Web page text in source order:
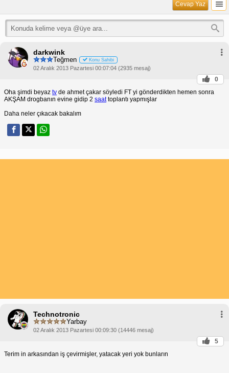
Cevap Yaz
darkwink
Teğmen Konu Sahibi
02 Aralık 2013 Pazartesi 00:07:04 (2935 mesaj)
0
Oha şimdi beyaz tv de ahmet çakar söyledi FT yi gönderdikten hemen sonra
AKŞAM drogbanın evine gidip 2 saattoplantı yapmışlar
Daha neler çıkacak bakalım
Technotronic
Yarbay
02 Aralık 2013 Pazartesi 00:09:30 (14446 mesaj)
5
Terim in arkasından iş çevirmişler, yatacak yeri yok bunların